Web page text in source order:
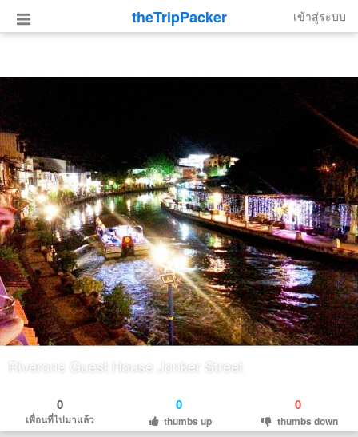
theTripPacker เข้าสู่ระบบ
Riverone Guest House Jonker Street
0
เพื่อนที่ไปมาแล้ว
0
thumbs up
0
thumbs down